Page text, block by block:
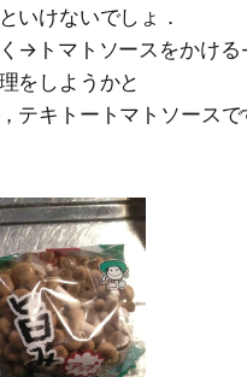
いけないでしょ．
→トマトソースをかけ
をしようかと
テキトートマトソースで